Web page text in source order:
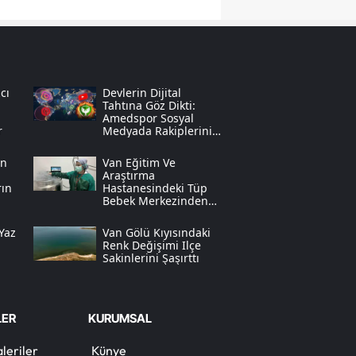
Samsun
Sinop
Sivas
Tekirdağ
Tokat
Tunceli
Uşak
Van
Devlerin Dijital
Tahtına Göz Dikti:
Amedspor Sosyal
Medyada Rakiplerini
Van Eğitim Ve
Araştırma
Hastanesindeki Tüp
Bebek Merkezinden
Van Gölü Kıyısındaki
Renk Değişimi Ilçe
Sakinlerini Şaşırttı
KURUMSAL
Künye